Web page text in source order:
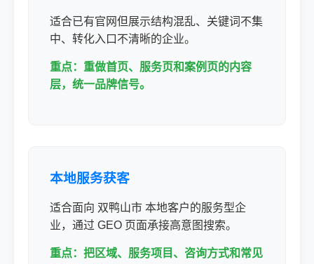
适合已有官网但展示结构混乱、关键词不集
中、转化入口不清晰的企业。
重点：重做首页、服务页和案例页的内容
层，统一品牌信号。
本地服务获客
适合面向 双鸭山市 本地客户的服务型企
业，通过 GEO 页面承接高意图搜索。
重点：把区域、服务项目、咨询方式和常见